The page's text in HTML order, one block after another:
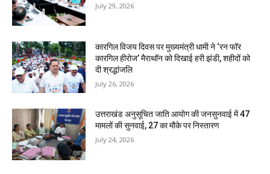
July 29, 2026
कारगिल विजय दिवस पर मुख्यमंत्री धामी ने ‘रन फॉर
कारगिल हीरोज’ मैराथॉन को दिखाई हरी झंडी, शहीदों को
दी श्रद्धांजलि
July 26, 2026
उत्तराखंड अनुसूचित जाति आयोग की जनसुनवाई में 47
मामलों की सुनवाई, 27 का मौके पर निस्तारण
July 24, 2026